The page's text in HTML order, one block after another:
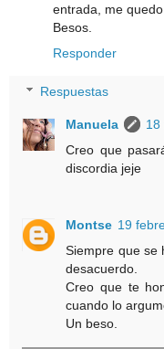
entrada, me
Besos.
Responder
Respuestas
Manuela
18
Creo que
discordia jeje
Montse 19
Siempre que se
desacuerdo.
Creo que te
cuando lo
Un beso.